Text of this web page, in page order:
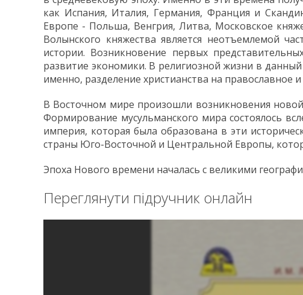
как Испания, Италия, Германия, Франция и
Европе - Польша, Венгрия, Литва, Московское
Волынского княжества является неотъемлемой
истории. Возникновение первых
развитие экономики. В религиозной жизни в
именно, разделение христианства на православное и
В Восточном мире произошли возникновения новой
Формирование мусульманского мира состоялось
империя, которая была образована в эти
страны Юго-Восточной и Центральной Европы,
Эпоха Нового времени началась с великими
Переглянути підручник онлайн